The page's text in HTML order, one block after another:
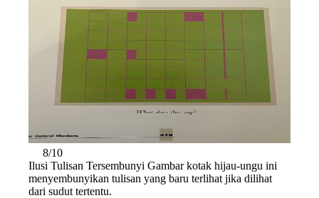
8/10
Ilusi Tulisan Tersembunyi Gambar kotak hijau-ungu ini
menyembunyikan tulisan yang baru terlihat jika dilihat
dari sudut tertentu.